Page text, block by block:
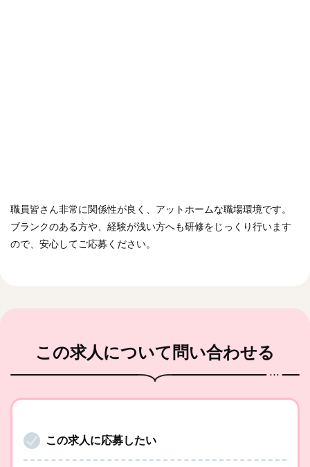
職員皆さん非常に関係性が良く、アットホームな職場環境です。
ブランクのある方や、経験が浅い方へも研修をじっくり行います
ので、安心してご応募ください。
この求人について問い合わせる
この求人に応募したい